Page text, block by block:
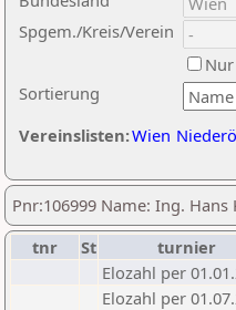
Sortierung
Spgem./Kreis/Verein
Vereinslisten:Wien
Pnr:106999 Name: Ing. Hans
tnr
St turnier
Elozahl per
Elozahl per